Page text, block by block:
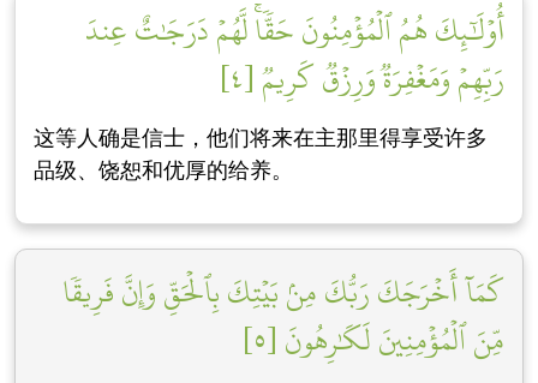
أُوْلَٰٓئِكَ هُمُ ٱلۡمُؤۡمِنُونَ حَقّٗاۚ لَّهُمۡ دَرَجَٰتٌ عِندَ
رَبِّهِمۡ وَمَغۡفِرَةٞ وَرِزۡقٞ كَرِيمٞ [٤]
这等人确是信士，他们将来在主那里得享受许多
品级、饶恕和优厚的给养。
كَمَآ أَخۡرَجَكَ رَبُّكَ مِنۢ بَيۡتِكَ بِٱلۡحَقِّ وَإِنَّ فَرِيقٗا
مِّنَ ٱلۡمُؤۡمِنِينَ لَكَٰرِهُونَ [٥]